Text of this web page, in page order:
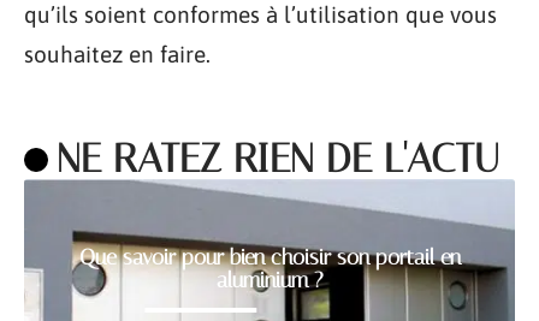
qu’ils soient conformes à l’utilisation que vous
souhaitez en faire.
NE RATEZ RIEN DE L'ACTU
Que savoir pour bien choisir son portail en
aluminium ?